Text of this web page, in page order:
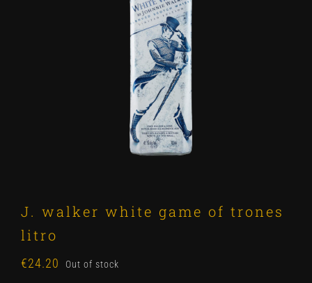
J. walker white game of trones
litro
€24.20 Out of stock